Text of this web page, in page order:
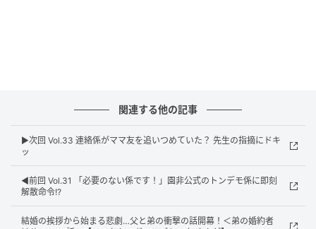
ウーマンエキサイト
関連する他の記事
▶︎次回 Vol.33 連絡係がママ友を追いつめていた？ 先生の指摘にドキ
ッ
◀︎前回 Vol.31 「必要のない係です！」園非公式のトンデモ係に即刻
解散命令!?
結婚の挨拶から始まる悲劇…父と弟の衝撃の話開幕！＜弟の婚約者